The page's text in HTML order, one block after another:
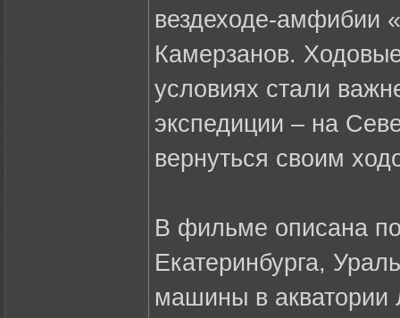
вездеходе-амфибии
Камерзанов.
условиях стали
экспедиции – на
вернуться своим
В фильме описана
Екатеринбурга,
машины в акватории